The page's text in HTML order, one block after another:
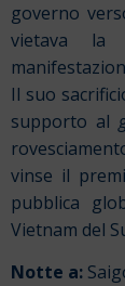
governo
vietava la
Il suo
supporto al
vinse il
pubblica
Vietnam del
Notte a: